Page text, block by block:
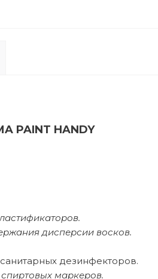
PAINT HANDY
дисперсии восков.
дезинфекторов.
маркеров.